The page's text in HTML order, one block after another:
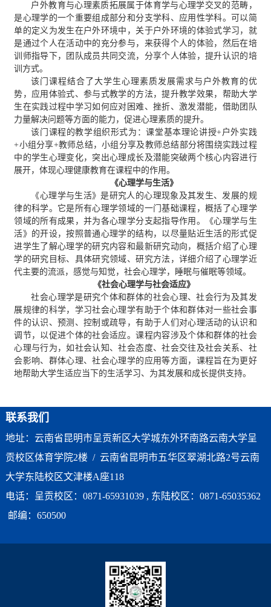
户外教育与心理素质拓展属于体育学与心理学交叉的范畴，
是心理学的一个重要组成部分和分支学科、应用性学科。可以简
单的定义为发生在户外环境中，关于户外环境的体验式学习，就
是通过个人在活动中的充分参与，来获得个人的体验，然后在培
训师指导下，团队成员共同交流，分享个人体验，提升认识的培
训方式。
该门课程结合了大学生心理素质发展需求与户外教育的优
势，应用体验式、参与式教学的方法，提升教学效果，帮助大学
生在实践过程中学习如何应对困难、挫折、激发潜能，借助团队
力量解决问题等方面的能力，促进心理素质的提升。
该门课程的教学组织形式为：课堂基本理论讲授+户外实践
+小组分享+教师总结，小组分享及教师总结部分将围绕实践过程
中的学生心理变化，突出心理成长及潜能突破两个核心内容进行
展开，体现心理健康教育在课程中的作用。
《心理学与生活》
《心理学与生活》是研究人的心理现象及其发生、发展的规
律的科学。它是所有心理学领域的一门基础课程，概括了心理学
领域的所有成果，并为各心理学分支起指导作用。《心理学与生
活》的开设，按照普通心理学的结构，以尽量贴近生活的形式促
进学生了解心理学的研究内容和最新研究动向，概括介绍了心理
学的研究目标、具体研究领域、研究方法，详细介绍了心理学近
代主要的流派，感觉与知觉，社会心理学，睡眠与催眠等领域。
《社会心理学与社会适应》
社会心理学是研究个体和群体的社会心理、社会行为及其发
展规律的科学，学习社会心理学有助于个体和群体对一些社会事
件的认识、预测、控制或疏导，有助于人们对心理活动的认识和
调节，以促进个体的社会适应。课程内容涉及个体和群体的社会
心理与行为，如社会认知、社会态度、社会交往及社会关系、社
会影响、群体心理、社会心理学的应用等方面，课程旨在为更好
地帮助大学生适应当下的生活学习、为其发展和成长提供支持。
联系我们
地址：云南省昆明市呈贡新区大学城东外环南路云南大学呈
贡校区体育学院2楼 / 云南省昆明市五华区翠湖北路2号云南
大学东陆校区文津楼A座118
电话：呈贡校区：0871-65931039 , 东陆校区：0871-65035362
邮编：650500